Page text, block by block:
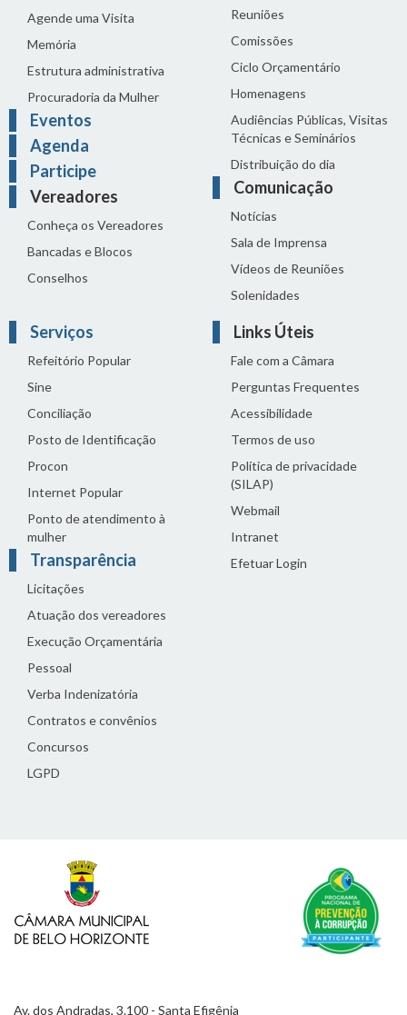
Agende uma Visita
Memória
Estrutura administrativa
Procuradoria da Mulher
Eventos
Agenda
Participe
Vereadores
Conheça os Vereadores
Bancadas e Blocos
Conselhos
Reuniões
Comissões
Ciclo Orçamentário
Homenagens
Audiências Públicas, Visitas
Técnicas e Seminários
Distribuição do dia
Comunicação
Notícias
Sala de Imprensa
Vídeos de Reuniões
Solenidades
Serviços
Refeitório Popular
Sine
Conciliação
Posto de Identificação
Procon
Internet Popular
Ponto de atendimento à
mulher
Transparência
Licitações
Atuação dos vereadores
Execução Orçamentária
Pessoal
Verba Indenizatória
Contratos e convênios
Concursos
LGPD
Links Úteis
Fale com a Câmara
Perguntas Frequentes
Acessibilidade
Termos de uso
Política de privacidade
(SILAP)
Webmail
Intranet
Efetuar Login
Av. dos Andradas, 3.100 - Santa Efigênia